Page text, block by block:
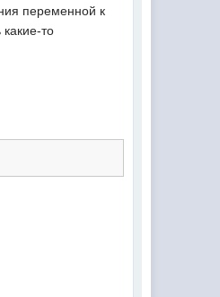
переменной к
то